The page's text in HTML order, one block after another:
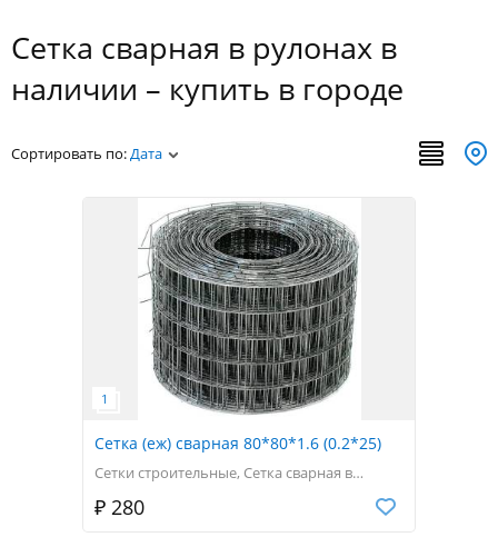
Сетка сварная в рулонах в
наличии – купить в городе
Сортировать по:Дата
Сетка (еж) сварная 80*80*1.6 (0.2*25)
Сетки строительные, Сетка сварная в
Металлическая сетка образована
₽ 280